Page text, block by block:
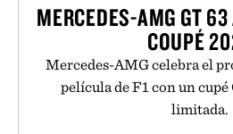
MERCEDES-AMG GT
COUPÉ
Mercedes-AMG celebra el
película de F1 con un cupé
limitada.